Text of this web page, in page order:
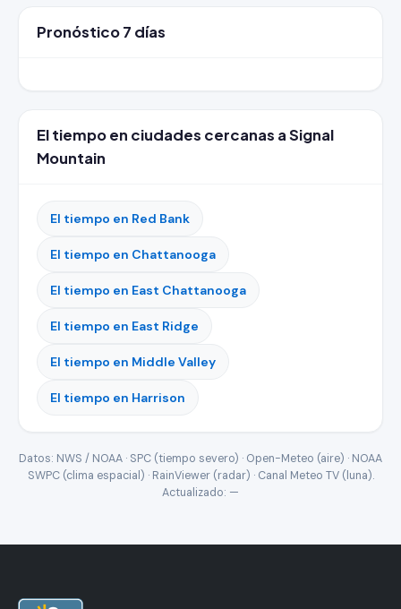
Pronóstico 7 días
El tiempo en ciudades cercanas a Signal
Mountain
El tiempo en Red Bank
El tiempo en Chattanooga
El tiempo en East Chattanooga
El tiempo en East Ridge
El tiempo en Middle Valley
El tiempo en Harrison
Datos: NWS / NOAA · SPC (tiempo severo) · Open-Meteo (aire) · NOAA
SWPC (clima espacial) · RainViewer (radar) · Canal Meteo TV (luna).
Actualizado: —